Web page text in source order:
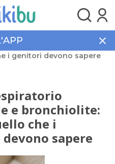
Respiratorio Sinciziale e
i genitori devono sapere
e bronchiolite:
che i
sapere